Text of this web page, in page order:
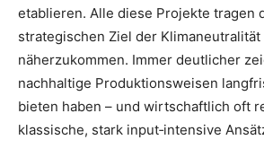
etablieren. Alle diese Projekte tragen
strategischen Ziel der
näherzukommen. Immer deutlicher
nachhaltige Produktionsweisen
bieten haben – und wirtschaftlich oft
klassische, stark input‑intensive